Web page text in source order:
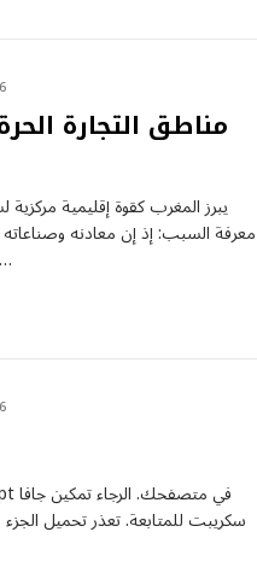
مناطق التجارة
يبرز المغرب كقوة إقليمية
معرفة السبب: إذ إن معادنه وصناعاته
للصين والاتحاد الأوروبي والولايات…
سكريبت للمتابعة. تعذر تحميل